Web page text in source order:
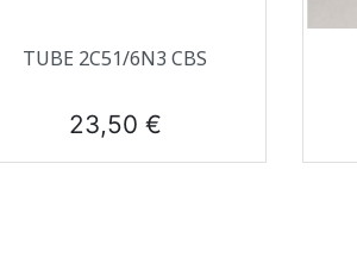
Aperçu rapide
TUBE 2C51/6N3 CBS
Prix
23,50 €